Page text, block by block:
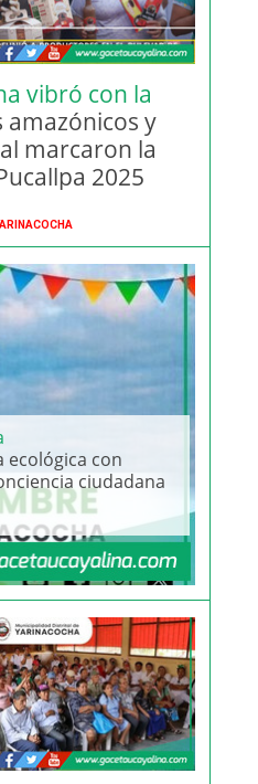
vibró con la
amazónicos y
marcaron la
2025
ecológica con
ciudadana